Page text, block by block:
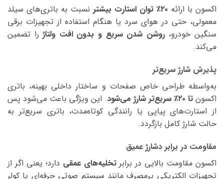
اکسون با ارائه ۲۰٪ توان استارت بیشتر
نسبت به باتری‌های سیلد
معمولی، حتی در هوای سرد یا هنگام استفاده از تجهیزات برقی
سنگین خودرو،روشن شدن سریع و بدون افت ولتاژرا تضمین
می‌کند.
پذیرش شارژ سریع‌تر
به‌واسطه طراحی خاص صفحات و ساختار داخلی بهینه، باتری
اکسون تا ۲۰٪ سریع‌تر شارژ می‌شود
. این ویژگی باعث می‌شود پس
از استارت‌های پیاپی یا رانندگی کوتاه‌مدت، باتری سریع‌تر به
حالت شارژ کامل بازگردد.
مقاومت در برابر دشارژ عمیق
اکسون مقاومت بالایی در برابرتخلیه‌های عمقی دارد؛ یعنی اگر از
تجهیزات الکتریکی پرمصرف مانند سیستم صوتی حرفه‌ای یا کولر